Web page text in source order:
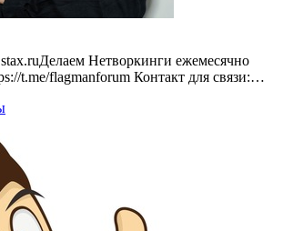
Нетворкинги ежемесячно
t.me/flagmanforum Контакт для связи:…